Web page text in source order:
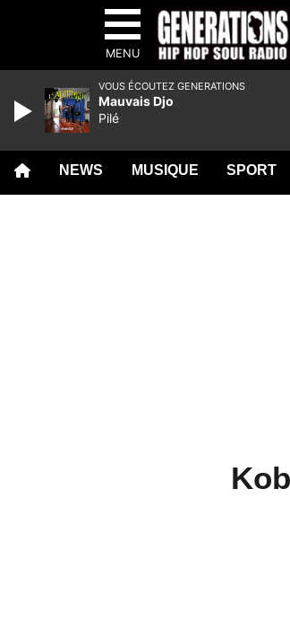
MENU
NEWS MUSIQUE SPORT
VOUS ÉCOUTEZ GENERATIONS
Mauvais Djo
Pilé